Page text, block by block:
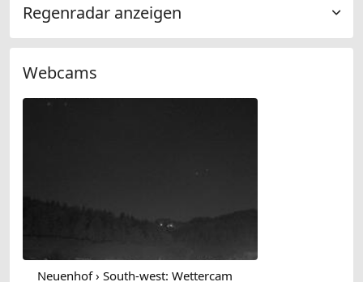
Regenradar anzeigen
Webcams
Neuenhof › South-west: Wettercam